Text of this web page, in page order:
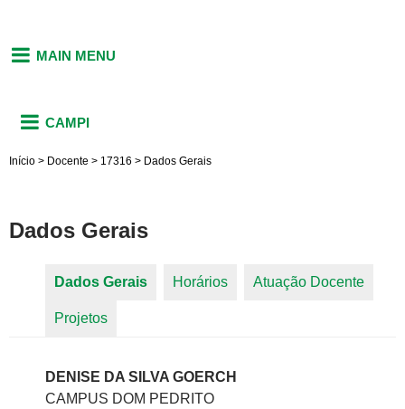
MAIN MENU
CAMPI
Início > Docente > 17316 > Dados Gerais
Dados Gerais
Dados Gerais (aba ativa)
Horários Atuação Docente
Projetos
DENISE DA SILVA GOERCH
CAMPUS DOM PEDRITO